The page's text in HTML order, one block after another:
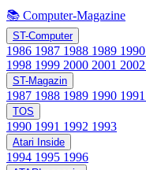
📚 Computer-Magazine
ST-Computer
1986 1987 1988 1989 1990
1998 1999 2000 2001 2002
ST-Magazin
1987 1988 1989 1990 1991
TOS
1990 1991 1992 1993
Atari Inside
1994 1995 1996